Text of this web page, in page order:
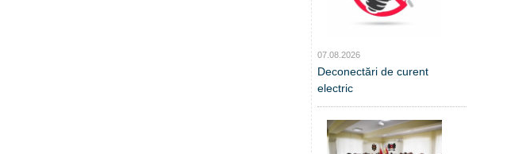
07.08.2026
Deconectări de curent
electric